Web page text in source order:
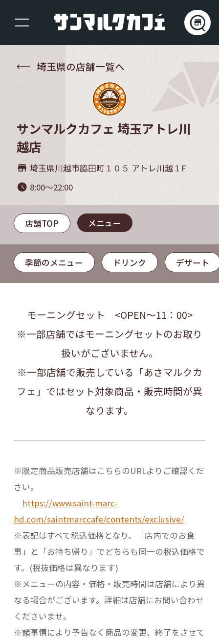
埼玉県の店舗一覧へ
サンマルクカフェ 埼玉アトレ川
越店
store_mall_directory 埼玉県川越市脇田町１０５ アトレ川越１F
watch_later 8:00～22:00
店舗TOP メニュー
季節のメニュー ドリンク デザート
モーニングセット <OPEN～11：00>
※一部店舗ではモーニングセットのお取り
扱いがございません。
※一部店舗で販売している「あさマルクカ
フェ」ではセット対象商品・販売時間が異
なります。
※限定商品販売店舗はこちらのURLよりご確認くだ
さい。
https://www.saint-marc-
hd.com/saintmarccafe/contents/exclusive/
※表記はすべて税込価格となり、「店内でのお食
事」と「お持ち帰り」でどちらも同一の税込価格で
す。(税抜価格は異なります)
※メニューの内容・価格・販売時間は店舗により異
なる場合がございます。詳細は店舗にお問い合わせ
くださいませ。
※諸事情により予告なく商品の変更、終了をさせて